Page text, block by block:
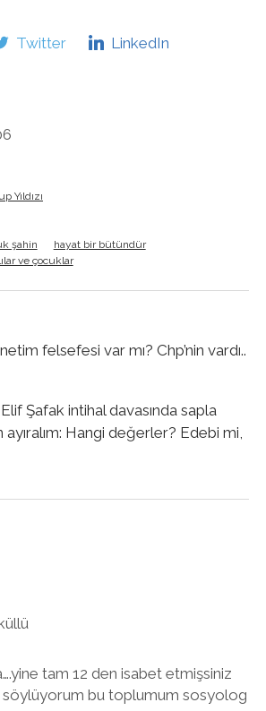
Twitter LinkedIn
Yıldızı
şahin
hayat bir bütündür
ve çocuklar
felsefesi var mı? Chp’nin vardı..
Şafak intihal davasında sapla
ayıralım: Hangi değerler? Edebi mi,
tam 12 den isabet etmişsiniz
söylüyorum bu toplumum sosyolog